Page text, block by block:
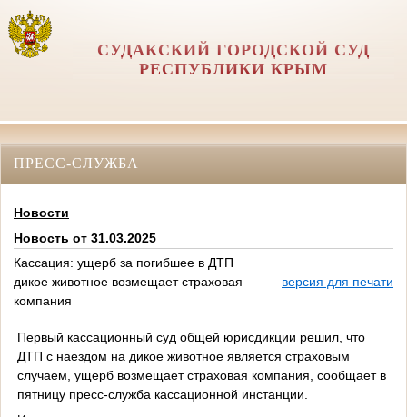
СУДАКСКИЙ ГОРОДСКОЙ СУД
РЕСПУБЛИКИ КРЫМ
ПРЕСС-СЛУЖБА
Новости
Новость от 31.03.2025
Кассация: ущерб за погибшее в ДТП
дикое животное возмещает страховая
компания
версия для печати
Первый кассационный суд общей юрисдикции решил, что
ДТП с наездом на дикое животное является страховым
случаем, ущерб возмещает страховая компания, сообщает в
пятницу пресс-служба кассационной инстанции.